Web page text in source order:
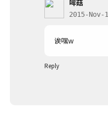
哞菇
2015-Nov-1
诶嘿w
Reply